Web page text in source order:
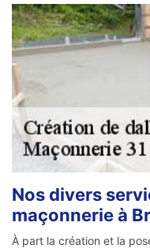
Nos divers
maçonnerie à
À part la création et la